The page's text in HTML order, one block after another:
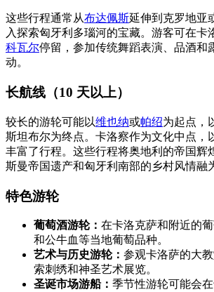
这些行程通常从布达佩斯延伸到克罗地亚
入探索匈牙利多瑙河的宝藏。游客可在卡
科瓦尔停留，参加传统舞蹈表演、品酒和
动。
长航线（10 天以上）
较长的游轮可能以维也纳或帕绍为起点，
斯坦布尔为终点。卡洛察作为文化中点，
丰富了行程。这些行程将奥地利的帝国辉
斯曼帝国遗产和匈牙利南部的乡村风情融
特色游轮
葡萄酒游轮： 在卡洛克萨和附近的
和公牛血等当地葡萄品种。
艺术与历史游轮： 参观卡洛萨的大
索刺绣和神圣艺术展览。
圣诞市场游船： 季节性游轮可能会